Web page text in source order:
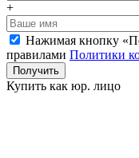
+
Нажимая кнопку
правилами Политики
Получить
Купить как юр. лицо